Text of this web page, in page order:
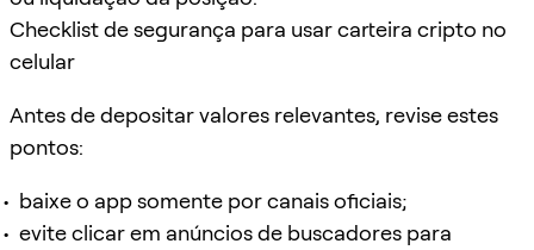
Checklist de segurança para usar carteira cripto no
celular
Antes de depositar valores relevantes, revise estes
pontos:
baixe o app somente por canais oficiais;
evite clicar em anúncios de buscadores para